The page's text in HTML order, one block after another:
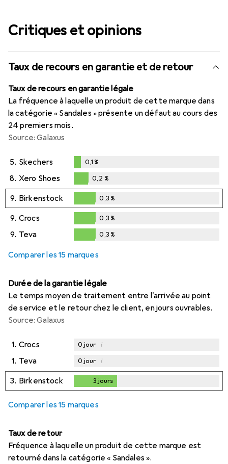
Critiques et opinions
Taux de recours en garantie et de retour
Taux de recours en garantie légale
La fréquence à laquelle un produit de cette marque dans
la catégorie « Sandales » présente un défaut au cours des
24 premiers mois.
Source: Galaxus
5. Skechers
%
0,1%
8. Xero Shoes
0,2%
0,2 %
9. Birkenstock
0,3%
0,3%
9. Crocs
0,3%
0,3%
9. Teva 0,3%
Comparer les 15 marques
Durée de la garantie légale
Le temps moyen de traitement entre l'arrivée au point
de service et le retour chez le client, en jours ouvrables.
Source: Galaxus
1. Crocs 0jour i
1. Teva 0jour i
3. Birkenstock 3jours
Comparer les 15 marques
Taux de retour
Fréquence à laquelle un produit de cette marque est
retourné dans la catégorie « Sandales ».